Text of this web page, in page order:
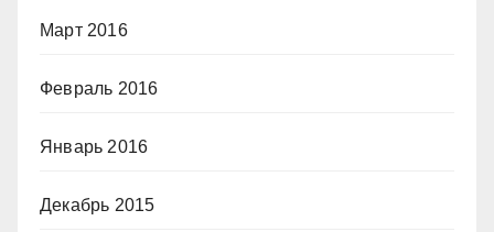
Март 2016
Февраль 2016
Январь 2016
Декабрь 2015